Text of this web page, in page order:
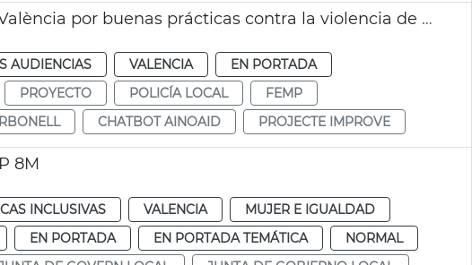
Premio FEMP a la Policía Local de València por buenas prácticas contra la violencia de género
AUDIENCIAS VALENCIA
EN PORTADA
PROYECTO POLICÍA LOCAL
FEMP
CHATBOT AINOAID PROJECTE IMPROVE
8M
INCLUSIVAS VALENCIA
MUJER E IGUALDAD
EN PORTADA EN PORTADA TEMÁTICA
NORMAL